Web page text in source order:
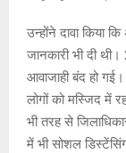
उन्होंने दावा किया
जानकारी भी दी
आवाजाही बंद हो
लोगों को मस्जिद में
भी तरह से
में भी सोशल